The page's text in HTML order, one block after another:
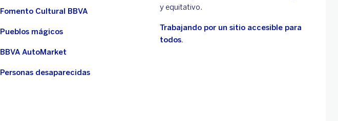
Fomento Cultural BBVA
Pueblos mágicos
BBVA AutoMarket
Personas desaparecidas
y equitativo.
Trabajando por un sitio accesible para
todos.